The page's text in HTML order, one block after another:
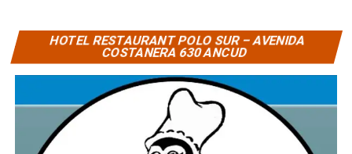
HOTEL RESTAURANT POLO SUR – AVENIDA
COSTANERA 630 ANCUD